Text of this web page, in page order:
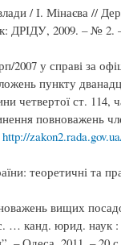
/ І. Мінаєва //
ДРІДУ, 2009. – № 2.
2007 у справі за
пункту
четвертої ст. 114,
повноважень
http://
теоретичні та
вищих
… канд. юрид. наук :